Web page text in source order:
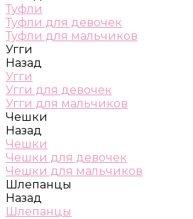
Туфли
Туфли для девочек
Туфли для мальчиков
Угги
Назад
Угги
Угги для девочек
Угги для мальчиков
Чешки
Назад
Чешки
Чешки для девочек
Чешки для мальчиков
Шлепанцы
Назад
Шлепанцы